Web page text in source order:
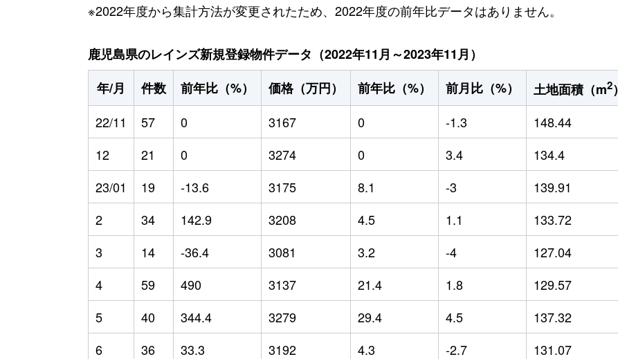
※2022年度から集計方法が変更されたため、2022年度の前年比データはありません。
鹿児島県のレインズ新規登録物件データ（2022年11月～2023年11月）
年/月
件数 前年比（%） 価格（万円） 前年比（%） 前月比（%） 土地面積（m2）
22/11
57 0 3167 0 -1.3 148.44
12
21 0 3274 0 3.4 134.4
23/01
19 -13.6 3175 8.1 -3 139.91
2
34 142.9 3208 4.5 1.1 133.72
3
14 -36.4 3081 3.2 -4 127.04
4
59 490 3137 21.4 1.8 129.57
5
40 344.4 3279 29.4 4.5 137.32
6
36 33.3 3192 4.3 -2.7 131.07